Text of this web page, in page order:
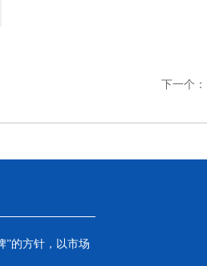
下一个：
”的方针，以市场